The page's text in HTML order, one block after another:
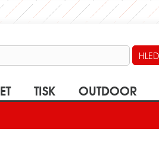
TISK OUTDOOR